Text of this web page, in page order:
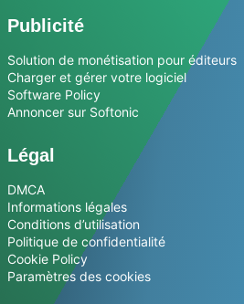
Publicité
Solution de monétisation pour éditeurs
Charger et gérer votre logiciel
Software Policy
Annoncer sur Softonic
Légal
DMCA
Informations légales
Conditions d’utilisation
Politique de confidentialité
Cookie Policy
Paramètres des cookies